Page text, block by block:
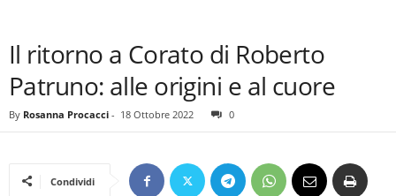
Il ritorno a Corato di Roberto
Patruno: alle origini e al cuore
By Rosanna Procacci - 18 Ottobre 2022 0
Condividi